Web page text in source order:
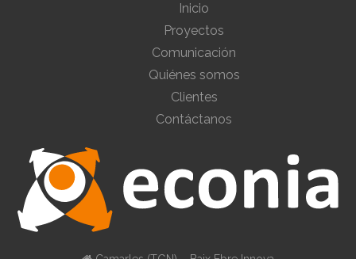
Inicio
Proyectos
Comunicación
Quiénes somos
Clientes
Contáctanos